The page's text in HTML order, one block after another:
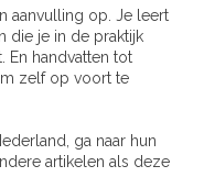
aanvulling op. Je leert
die je in de praktijk
En handvatten tot
zelf op voort te
ga naar hun
artikelen als deze